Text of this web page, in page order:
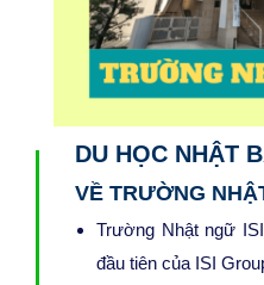
DU HỌC NHẬT
VỀ TRƯỜNG
Trường Nhật ngữ
đầu tiên của ISI